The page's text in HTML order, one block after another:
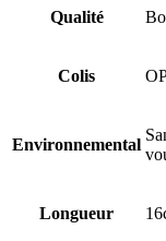
Qualité
Colis
Environnemental
Longueur